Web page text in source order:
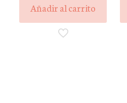
Añadir al carrito